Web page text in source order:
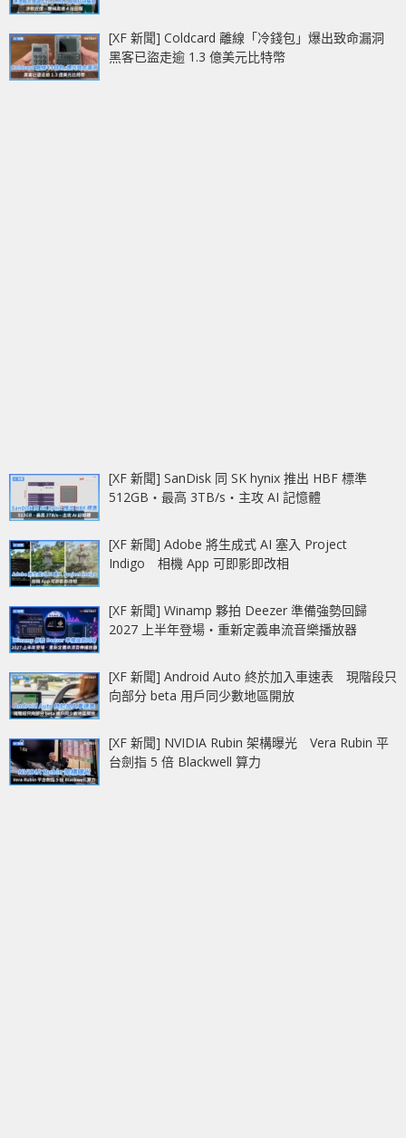
[XF 新聞] Coldcard 離線「冷錢包」爆出致命漏洞
黑客已盜走逾 1.3 億美元比特幣
[XF 新聞] SanDisk 同 SK hynix 推出 HBF 標準
512GB‧最高 3TB/s‧主攻 AI 記憶體
[XF 新聞] Adobe 將生成式 AI 塞入 Project
Indigo 相機 App 可即影即改相
[XF 新聞] Winamp 夥拍 Deezer 準備強勢回歸
2027 上半年登場‧重新定義串流音樂播放器
[XF 新聞] Android Auto 終於加入車速表 現階段只
向部分 beta 用戶同少數地區開放
[XF 新聞] NVIDIA Rubin 架構曝光 Vera Rubin 平
台劍指 5 倍 Blackwell 算力